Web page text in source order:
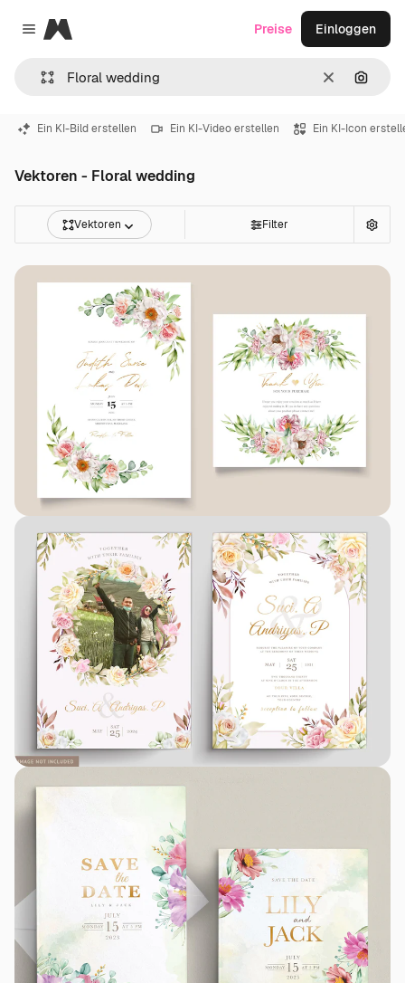
Close menu
Magnific
LöschenNach
Preise Einloggen
Ein KI-Bild erstellen Ein KI-Video erstellen Ein KI-Icon
Vektoren - Floral wedding
Vektoren Filter